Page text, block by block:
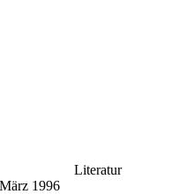
Literatur
1996